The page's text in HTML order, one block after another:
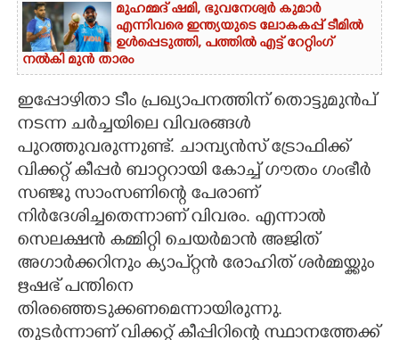
മുഹമ്മദ് ഷമി, ഭുവനേശ്വർ കുമാർ
എന്നിവരെ ഇന്ത്യയുടെ ലോകകപ്പ് ടീമിൽ
ഉൾപ്പെടുത്തി,​ പത്തിൽ എട്ട് റേറ്റിംഗ്
നൽകി മുൻ താരം
ഇപ്പോഴിതാ ടീം പ്രഖ്യാപനത്തിന് തൊട്ടുമുൻപ്
നടന്ന ചർച്ചയിലെ വിവരങ്ങൾ
പുറത്തുവരുന്നുണ്ട്. ചാമ്പ്യൻസ് ട്രോഫിക്ക്
വിക്കറ്റ് കീപ്പർ ബാറ്ററായി കോച്ച് ഗൗതം ഗംഭീർ
സഞ്ജു സാംസണിന്റെ പേരാണ്
നിർദേശിച്ചതെന്നാണ് വിവരം. എന്നാൽ
സെലക്ഷൻ കമ്മിറ്റി ചെയർമാൻ അജിത്
അഗാർക്കറിനും ക്യാപ്റ്റൻ രോഹിത് ശർമ്മയ്ക്കും
ഋഷഭ് പന്തിനെ
തിരഞ്ഞെടുക്കണമെന്നായിരുന്നു.
തുടർന്നാണ് വിക്കറ്റ് കീപ്പിറിന്റെ സ്ഥാനത്തേക്ക്